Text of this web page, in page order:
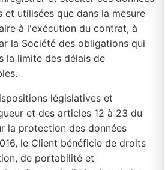
utilisées que dans la mesure
à l'exécution du contrat, à
la Société des obligations qui
la limite des délais de
législatives et
et des articles 12 à 23 du
la protection des données
le Client bénéficie de droits
de portabilité et